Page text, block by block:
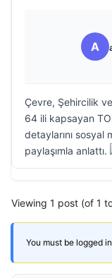
A
Çevre, Şehircilik
64 ili kapsayan
detaylarını sosyal
paylaşımla anlattı.
Viewing 1 post (of 1
You must be logged